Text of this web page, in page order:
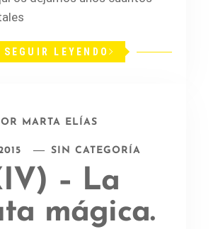
SEGUIR LEYENDO
MARTA ELÍAS
SIN CATEGORÍA
– La
mágica.